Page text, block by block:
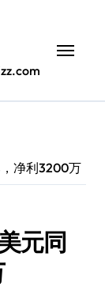
净利3200万
元同